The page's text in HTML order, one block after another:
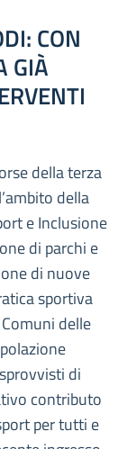
CON
GIÀ
della terza
della
e Inclusione
di parchi e
di nuove
sportiva
delle
di
contributo
per tutti e